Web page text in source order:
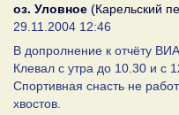
оз. Уловное (Карельский
29.11.2004 12:46
В допролнение к отчёту ВИА
Клевал с утра до 10.30 и с
Спортивная снасть не
хвостов.